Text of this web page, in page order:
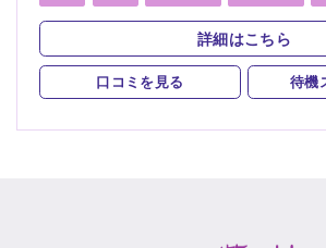
営、人間関係、人生相談、健康、金運、引
相手の気持ち、総合運、過去、未来、将来
結び
守護霊 オーラリーディング チャネ
スピリチュアルカウンセリング チャク
アカシックリーディング 除霊 浄霊
祈祷 波動修正 縁結び
詳細はこちら
口コミを見る 待機